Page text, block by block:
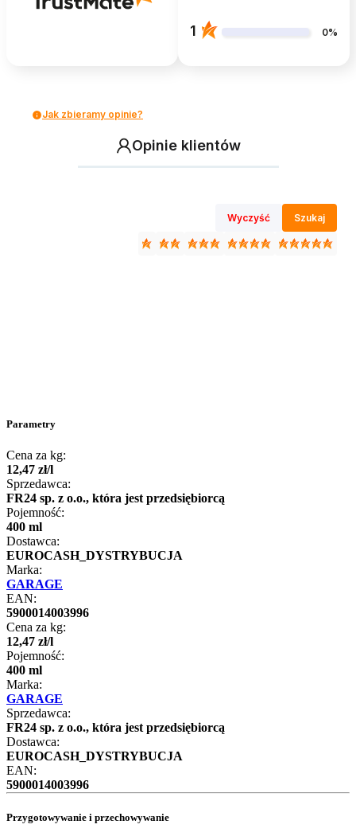
1 0%
Jak zbieramy opinie?
Opinie klientów
Wyczyść Szukaj
Parametry
Cena za kg:
12,47 zł/l
Sprzedawca:
FR24 sp. z o.o., która jest przedsiębiorcą
Pojemność:
400 ml
Dostawca:
EUROCASH_DYSTRYBUCJA
Marka:
GARAGE
EAN:
5900014003996
Cena za kg:
12,47 zł/l
Pojemność:
400 ml
Marka:
GARAGE
Sprzedawca:
FR24 sp. z o.o., która jest przedsiębiorcą
Dostawca:
EUROCASH_DYSTRYBUCJA
EAN:
5900014003996
Przygotowywanie i przechowywanie